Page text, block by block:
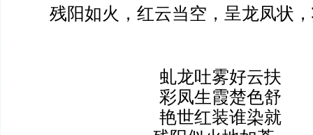
残阳如火，红云当空，呈龙凤状
虬龙吐雾好云扶
彩凤生霞楚色舒
艳世红装谁染就